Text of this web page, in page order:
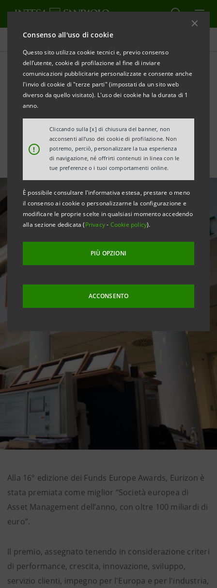
Consenso all'uso di cookie
Questo sito utilizza cookie tecnici e, previo consenso
dell’utente, cookie di profilazione al fine di inviare
comunicazioni pubblicitarie personalizzate e consente anche
l'invio di cookie di "terze parti" (impostati da un sito web
diverso da quello visitato). L'uso dei cookie ha la durata di 1
anno.
!
Cliccando sulla [x] di chiusura del banner, non
acconsenti all’uso dei cookie di profilazione. Non
potremo, perciò, personalizzare la tua esperienza
di navigazione, né offrirti contenuti in linea con le
tue preferenze o i tuoi comportamenti online.
È possibile consultare l'informativa estesa, prestare o meno
il consenso ai cookie o personalizzarne la configurazione e
modificare le proprie scelte in qualsiasi momento accedendo
alla sezione dedicata (Privacy- Cookie policy).
PIÙ OPZIONI
ACCONSENTO
Tutte le news
Eurizon: “Società europea di
Asset Management con
oltre €100 miliardi” del 2020
Alla 16° edizione dei Funds Europe Awards, Eurizon è
stata premiata come miglior “Società europea di
Asset Management dell’anno, con oltre 100 miliardi di
euro”.
Il premio, assegnato tenendo in considerazione criteri
di performance, crescita, innovazione, sviluppo,
servizio clienti, impegno per l'Europa e per l'industria,